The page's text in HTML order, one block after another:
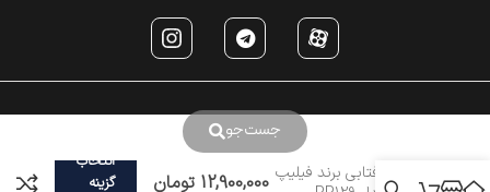
جست‌جو
عینک آفتابی برند فیلیپ 12,900,000 تومان
انتخاب
گزینه